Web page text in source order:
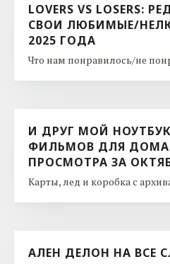
LOVERS VS LOSERS:
СВОИ ЛЮБИМЫЕ/
2025 ГОДА
Что нам понравилось/не
И ДРУГ МОЙ
ФИЛЬМОВ ДЛЯ
ПРОСМОТРА ЗА
Карты, лед и коробка с
АЛЕН ДЕЛОН НА ВСЕ